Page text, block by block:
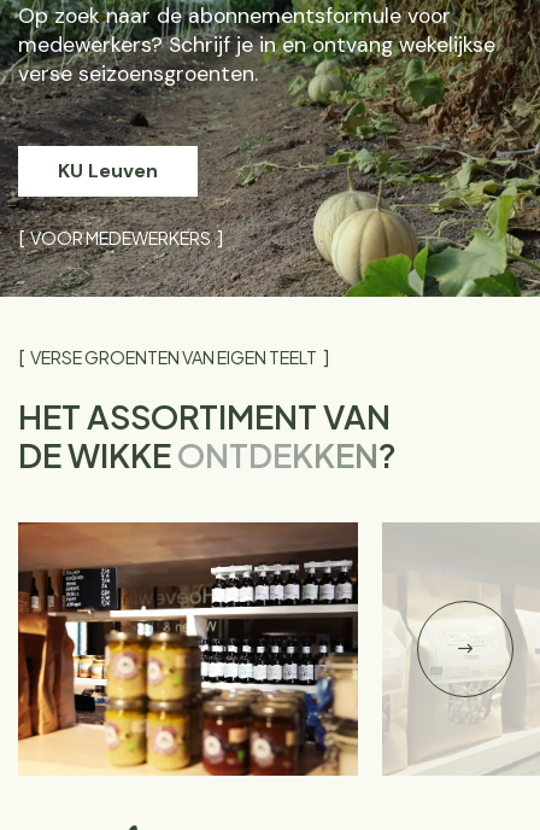
Op zoek naar de abonnementsformule voor
medewerkers? Schrijf je in en ontvang wekelijkse
verse seizoensgroenten.
KU Leuven
VOOR MEDEWERKERS
VERSE GROENTEN VAN EIGEN TEELT
HET ASSORTIMENT VAN
DE WIKKEONTDEKKEN?